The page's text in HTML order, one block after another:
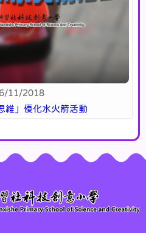
11/2018
維」優化水火箭活動